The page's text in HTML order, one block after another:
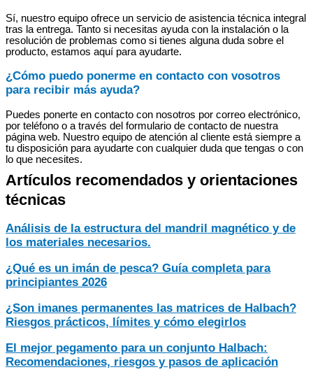
Sí, nuestro equipo ofrece un servicio de asistencia técnica integral
tras la entrega. Tanto si necesitas ayuda con la instalación o la
resolución de problemas como si tienes alguna duda sobre el
producto, estamos aquí para ayudarte.
¿Cómo puedo ponerme en contacto con vosotros
para recibir más ayuda?
Puedes ponerte en contacto con nosotros por correo electrónico,
por teléfono o a través del formulario de contacto de nuestra
página web. Nuestro equipo de atención al cliente está siempre a
tu disposición para ayudarte con cualquier duda que tengas o con
lo que necesites.
Artículos recomendados y orientaciones
técnicas
Análisis de la estructura del mandril magnético y de
los materiales necesarios.
¿Qué es un imán de pesca? Guía completa para
principiantes 2026
¿Son imanes permanentes las matrices de Halbach?
Riesgos prácticos, límites y cómo elegirlos
El mejor pegamento para un conjunto Halbach:
Recomendaciones, riesgos y pasos de aplicación